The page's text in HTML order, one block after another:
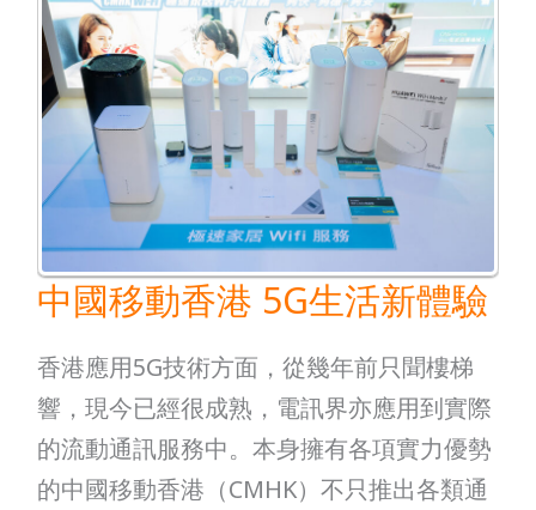
中國移動香港 5G生活新體驗
香港應用5G技術方面，從幾年前只聞樓梯
響，現今已經很成熟，電訊界亦應用到實際
的流動通訊服務中。本身擁有各項實力優勢
的中國移動香港（CMHK）不只推出各類通
國
移
動
港
生
活
新
體
驗